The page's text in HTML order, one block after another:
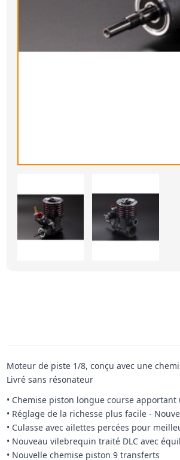
Moteur de piste 1/8, conçu avec une
Livré sans résonateur
• Chemise piston longue course
• Réglage de la richesse plus facile -
• Culasse avec ailettes percées pour
• Nouveau vilebrequin traité DLC avec
• Nouvelle chemise piston 9 transferts